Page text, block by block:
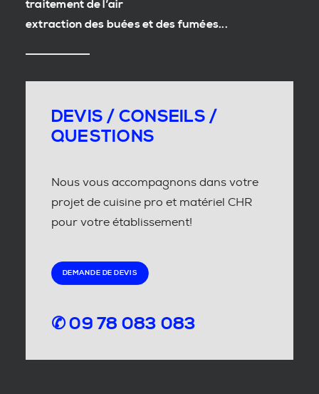
traitement de l’air
extraction des buées et des fumées...
DEVIS / CONSEILS /
QUESTIONS
Nous vous accompagnons dans votre
projet de cuisine pro et matériel CHR
pour votre établissement!
DEMANDE DE DEVIS
✆ 09 78 083 083